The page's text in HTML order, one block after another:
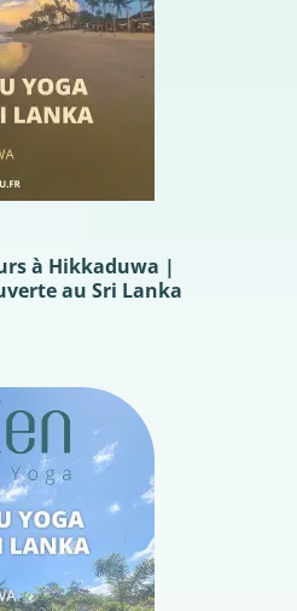
à Hikkaduwa |
au Sri Lanka